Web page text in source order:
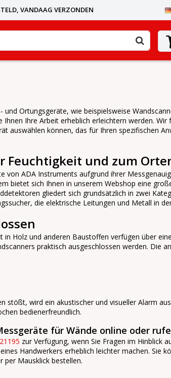
VANDAAG VERZONDEN
Ortungsgeräte, wie beispielsweise
Ihre Arbeit erheblich erleichtern werden.
auswählen können, das für Ihren spezifischen
Feuchtigkeit und zum
von ADA Instruments aufgrund ihrer
bietet sich Ihnen in unserem Webshop eine
gliedert sich grundsätzlich in zwei
die elektrische Leitungen und Metall in
Holz und anderen Baustoffen verfügen über
praktisch ausgeschlossen werden. Die
stößt, wird ein akustischer und visueller Alarm
bedienerfreundlich.
für Wände online oder
zur Verfügung, wenn Sie Fragen im Hinblick
Handwerkers erheblich leichter machen. Sie
per Mausklick bestellen.